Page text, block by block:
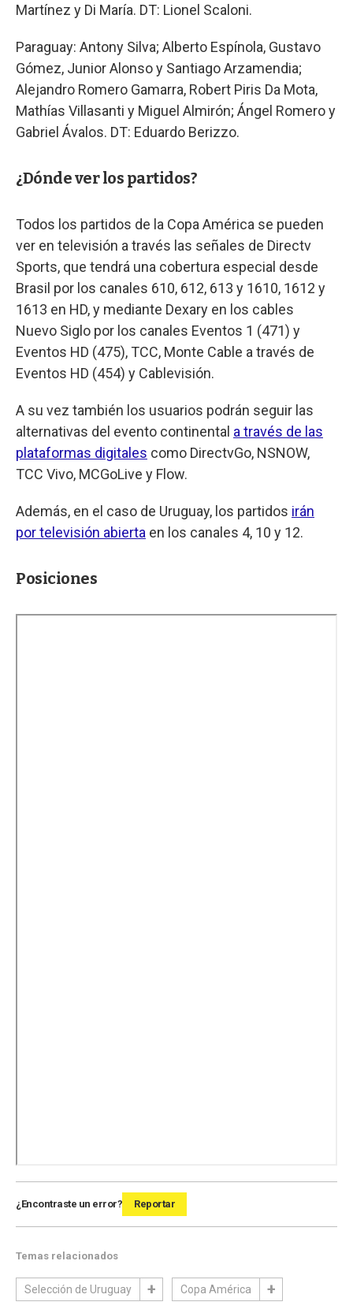
Martínez y Di María. DT: Lionel Scaloni.
Paraguay: Antony Silva; Alberto Espínola, Gustavo
Gómez, Junior Alonso y Santiago Arzamendia;
Alejandro Romero Gamarra, Robert Piris Da Mota,
Mathías Villasanti y Miguel Almirón; Ángel Romero y
Gabriel Ávalos. DT: Eduardo Berizzo.
¿Dónde ver los partidos?
Todos los partidos de la Copa América se pueden
ver en televisión a través las señales de Directv
Sports, que tendrá una cobertura especial desde
Brasil por los canales 610, 612, 613 y 1610, 1612 y
1613 en HD, y mediante Dexary en los cables
Nuevo Siglo por los canales Eventos 1 (471) y
Eventos HD (475), TCC, Monte Cable a través de
Eventos HD (454) y Cablevisión.
A su vez también los usuarios podrán seguir las
alternativas del evento continental a través de las
plataformas digitales como DirectvGo, NSNOW,
TCC Vivo, MCGoLive y Flow.
Además, en el caso de Uruguay, los partidos irán
por televisión abierta en los canales 4, 10 y 12.
Posiciones
¿Encontraste un error? Reportar
Temas relacionados
Selección de Uruguay Copa América